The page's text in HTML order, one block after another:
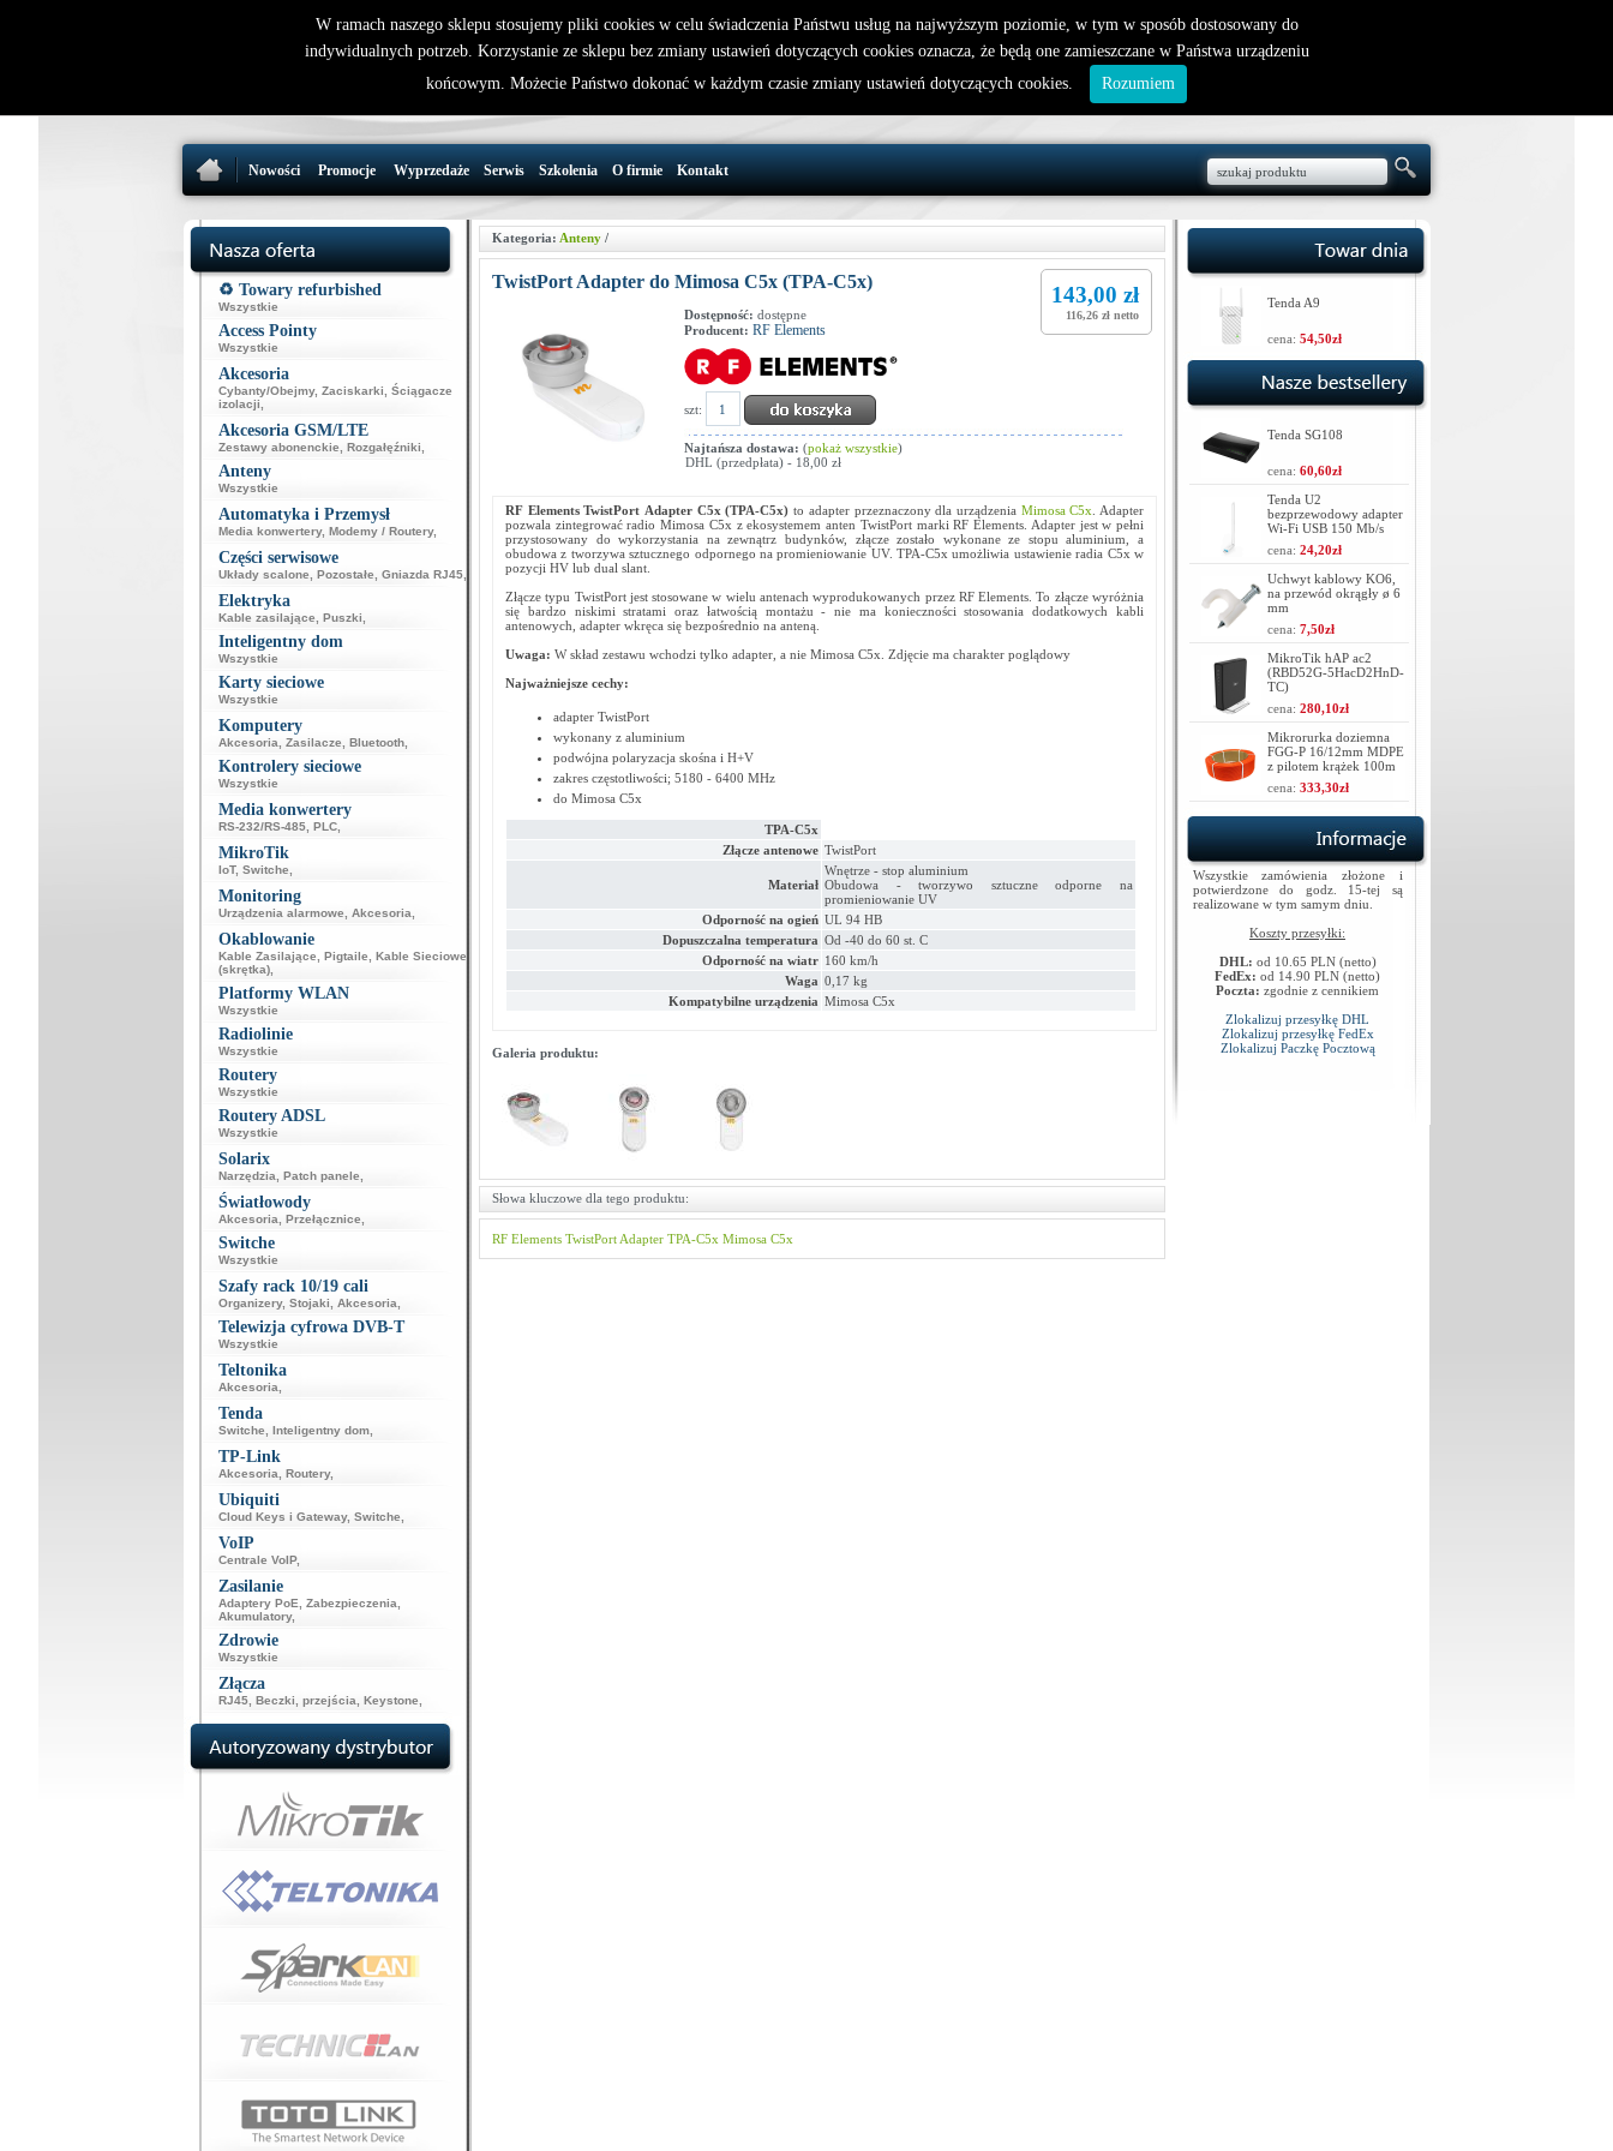
nowy klient
32 721 86 72
support@wirelesslan.com.pl
W koszyku jest 0 produktów(y)
Nowości Promocje Wyprzedaże Serwis Szkolenia O firmie Kontakt
♻️ Towary refurbished
Wszystkie
Access Pointy
Wszystkie
Akcesoria
Cybanty/Obejmy, Zaciskarki
Ściągacze
izolacji
Akcesoria GSM/LTE
Zestawy abonenckie Rozgałęźniki
Anteny
Wszystkie
Automatyka i Przemysł
Media konwertery, Modemy / Routery,
Części serwisowe
Układy scalone Pozostałe Gniazda RJ45,
Elektryka
Kable zasilające Puszki
Inteligentny dom
Wszystkie
Karty sieciowe
Wszystkie
Komputery
Akcesoria Zasilacze Bluetooth,
Kontrolery sieciowe
Wszystkie
Media konwertery
RS-232/RS-485, PLC,
MikroTik
IoT, Switche
Monitoring
Urządzenia alarmowe Akcesoria
Okablowanie
Kable Zasilające Pigtaile
Kable Sieciowe
(skrętka),
Platformy WLAN
Wszystkie
Radiolinie
Wszystkie
Routery
Wszystkie
Routery ADSL
Wszystkie
Solarix
Narzędzia Patch panele
Światłowody
Akcesoria Przełącznice
Switche
Wszystkie
Szafy rack 10/19 cali
Organizery, Stojaki Akcesoria
Telewizja cyfrowa DVB-T
Wszystkie
Teltonika
Akcesoria
Tenda
Switche Inteligentny dom,
TP-Link
Akcesoria Routery,
Ubiquiti
Cloud Keys i Gateway, Switche
VoIP
Centrale VoIP,
Zasilanie
Adaptery PoE Zabezpieczenia
Akumulatory,
Zdrowie
Wszystkie
Złącza
RJ45, Beczki, przejścia Keystone
Kategoria: Anteny /
TwistPort Adapter do Mimosa C5x (TPA-C5x)
143,00 zł
116,26 zł netto
Dostępność: dostępne
Producent: RF Elements
szt:
Najtańsza dostawa: (pokaż wszystkie)
DHL (przedpłata) - 18,00 zł
RF ElementsTwistPort Adapter C5x(TPA-C5x)to adapter przeznaczony dla urządzenia Mimosa C5x
. Adapter
pozwala zintegrować radio Mimosa C5x z ekosystemem anten TwistPort marki RF Elements. Adapter jest w pełni
przystosowany do wykorzystania na zewnątrz budynków, złącze zostało wykonane ze stopu aluminium, a
obudowa z tworzywa sztucznego odpornego na promieniowanie UV. TPA-C5x umożliwia ustawienie radia C5x w
pozycji HV lub dual slant.
Złącze typu TwistPort jest stosowane w wielu antenach wyprodukowanych przez RF Elements. To złącze wyróżnia
się bardzo niskimi stratami oraz łatwością montażu - nie ma konieczności stosowania dodatkowych kabli
antenowych, adapter wkręca się bezpośrednio na anteną.
Uwaga: W skład zestawu wchodzi tylko adapter, a nie Mimosa C5x. Zdjęcie ma charakter poglądowy
Najważniejsze cechy:
adapter TwistPort
wykonany z aluminium
podwójna polaryzacja skośna i H+V
zakres częstotliwości; 5180 - 6400 MHz
do Mimosa C5x
TPA-C5x
Złącze antenowe TwistPort
Materiał
Wnętrze - stop aluminium
Obudowa - tworzywo sztuczne odporne na
promieniowanie UV
Odporność na ogień UL 94 HB
Dopuszczalna temperatura Od -40 do 60 st. C
Odporność na wiatr 160 km/h
Waga 0,17 kg
Kompatybilne urządzenia Mimosa C5x
Galeria produktu:
Słowa kluczowe dla tego produktu:
RF Elements TwistPort Adapter TPA-C5x Mimosa C5x
Tenda A9
cena: 54,50zł
Tenda SG108
cena: 60,60zł
Tenda U2
bezprzewodowy adapter
Wi-Fi USB 150 Mb/s
cena: 24,20zł
Uchwyt kablowy KO6,
na przewód okrągły ø 6
mm
cena: 7,50zł
MikroTik hAP ac2
(RBD52G-5HacD2HnD-
TC)
cena: 280,10zł
Mikrorurka doziemna
FGG-P 16/12mm MDPE
z pilotem krążek 100m
cena: 333,30zł
Wszystkie zamówienia złożone i
potwierdzone do godz. 15-tej są
realizowane w tym samym dniu.
Koszty przesyłki:
DHL: od 10.65 PLN (netto)
FedEx: od 14.90 PLN (netto)
Poczta: zgodnie z cennikiem
Zlokalizuj przesyłkę DHL
Zlokalizuj przesyłkę FedEx
Zlokalizuj Paczkę Pocztową
W ramach naszego sklepu stosujemy pliki cookies w celu świadczenia Państwu usług na najwyższym poziomie, w tym w sposób dostosowany do
indywidualnych potrzeb. Korzystanie ze sklepu bez zmiany ustawień dotyczących cookies oznacza, że będą one zamieszczane w Państwa urządzeniu
końcowym. Możecie Państwo dokonać w każdym czasie zmiany ustawień dotyczących cookies.
Rozumiem